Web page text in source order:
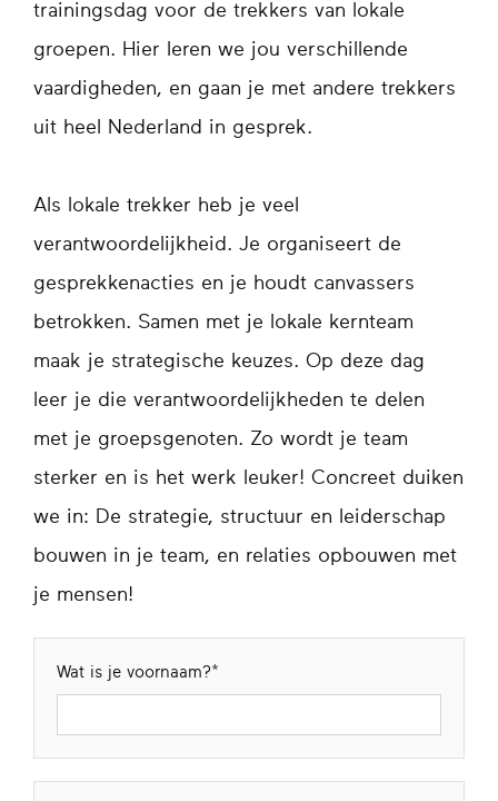
trainingsdag voor de trekkers van lokale
groepen. Hier leren we jou verschillende
vaardigheden, en gaan je met andere trekkers
uit heel Nederland in gesprek.
Als lokale trekker heb je veel
verantwoordelijkheid. Je organiseert de
gesprekkenacties en je houdt canvassers
betrokken. Samen met je lokale kernteam
maak je strategische keuzes. Op deze dag
leer je die verantwoordelijkheden te delen
met je groepsgenoten. Zo wordt je team
sterker en is het werk leuker! Concreet duiken
we in: De strategie, structuur en leiderschap
bouwen in je team, en relaties opbouwen met
je mensen!
Wat is je voornaam?